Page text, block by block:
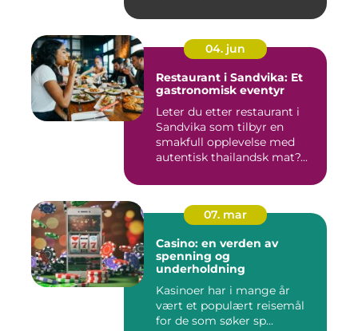
04. jun
Restaurant i Sandvika: Et
gastronomisk eventyr
Leter du etter restaurant i
Sandvika som tilbyr en
smakfull opplevelse med
autentisk thailandsk mat?...
07. mar
Casino: en verden av
spenning og
underholdning
Kasinoer har i mange år
vært et populært reisemål
for de som søker sp...